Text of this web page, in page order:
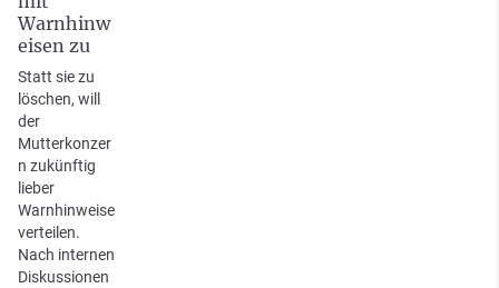
Warnhinw
eisen zu
Statt sie zu
löschen, will
der
Mutterkonzer
n zukünftig
lieber
Warnhinweise
verteilen.
Nach internen
Diskussionen